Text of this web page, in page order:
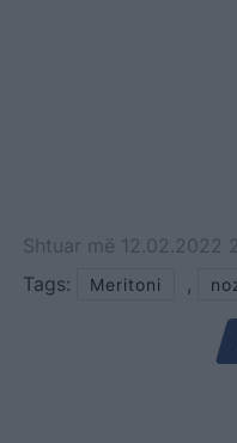
Shtuar më 12.02.2022
Tags:
Meritoni ,